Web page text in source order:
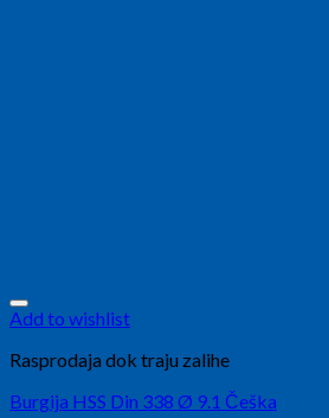
Add to wishlist
Rasprodaja dok traju zalihe
Burgija HSS Din 338 Ø 9.1 Češka